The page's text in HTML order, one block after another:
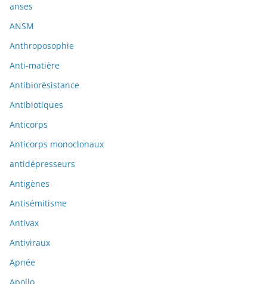
anses
ANSM
Anthroposophie
Anti-matière
Antibiorésistance
Antibiotiques
Anticorps
Anticorps monoclonaux
antidépresseurs
Antigènes
Antisémitisme
Antivax
Antiviraux
Apnée